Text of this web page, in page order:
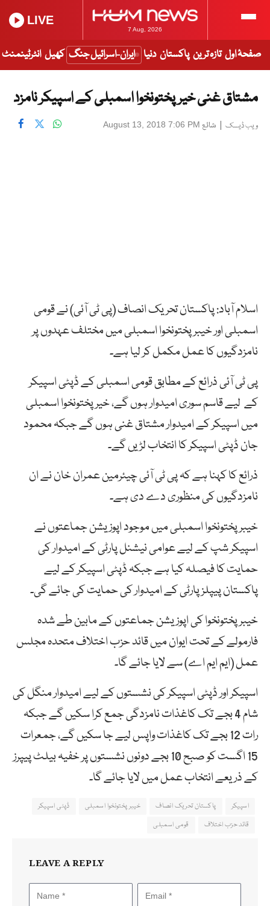
7 Aug, 2026
LIVE
صفحۂ اول تازہ ترین پاکستان دنیا ایران-اسرائیل جنگ کھیل انٹرٹینمنٹ
مشتاق غنی خیرپختونخوا اسمبلی کے اسپیکر نامزد
ویب ڈیسک | شائع August 13, 2018 7:06 PM
اسلام آباد: پاکستان تحریک انصاف (پی ٹی آئی) نے قومی
اسمبلی اور خیبرپختونخوا اسمبلی میں مختلف عہدوں پر
نامزدگیوں کا عمل مکمل کر لیا ہے۔
پی ٹی آئی ذرائع کے مطابق قومی اسمبلی کے ڈپٹی اسپیکر
کے لیے قاسم سوری امیدوار ہوں گے، خیرپختونخوا اسمبلی
میں اسپیکر کے امیدوار مشتاق غنی ہوں گے جبکہ محمود
جان ڈپٹی اسپیکر کا انتخاب لڑیں گے۔
ذرائع کا کہنا ہے کہ پی ٹی آئی چیئرمین عمران خان نے ان
نامزدگیوں کی منظوری دے دی ہے۔
خیبرپختونخوا اسمبلی میں موجود اپوزیشن جماعتوں نے
اسپیکر شپ کے لیے عوامی نیشنل پارٹی کے امیدوار کی
حمایت کا فیصلہ کیا ہے جبکہ ڈپٹی اسپیکر کے لیے
پاکستان پیپلزپارٹی کے امیدوار کی حمایت کی جائے گی۔
خیبرپختونخوا کی اپوزیشن جماعتوں کے مابین طے شدہ
فارمولے کے تحت ایوان میں قائد حزب اختلاف متحدہ مجلس
عمل (ایم ایم اے) سے لایا جائے گا۔
اسپیکر اور ڈپٹی اسپیکر کی نشستوں کے لیے امیدوار منگل کی
شام 4 بجے تک کاغذات نامزدگی جمع کرا سکیں گے جبکہ
رات 12 بجے تک کاغذات واپس لیے جا سکیں گے، جمعرات
15 اگست کو صبح 10 بجے دونوں نشستوں پر خفیہ بیلٹ پیپرز
کے ذریعے انتخاب عمل میں لایا جائے گا۔
اسپیکر پاکستان تحریک انصاف خیبرپختونخوا اسمبلی
ڈپٹی اسپیکر
قائد حزب اختلاف
قومی اسمبلی
LEAVE A REPLY